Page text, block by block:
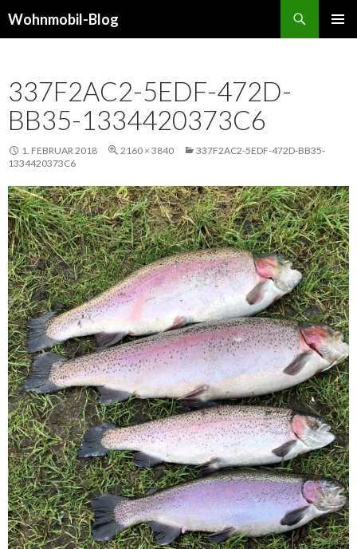
Wohnmobil-Blog
337F2AC2-5EDF-472D-
BB35-1334420373C6
1. FEBRUAR 2018 2160 × 3840
337F2AC2-5EDF-472D-BB35-
1334420373C6